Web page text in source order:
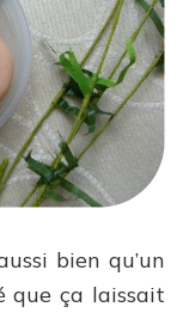
bien qu’un
que ça laissait